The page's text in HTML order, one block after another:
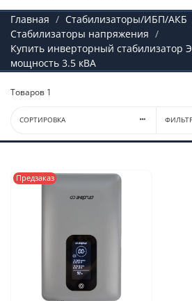
Главная
Стабилизаторы/ИБП/АКБ
Стабилизаторы напряжения
Купить инверторный стабилизатор
мощность 3.5 кВА
Товаров 1
СОРТИРОВКА
Предзаказ